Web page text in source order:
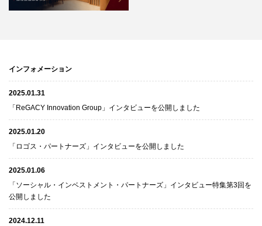
インフォメーション
2025.01.31
「ReGACY Innovation Group」インタビューを公開しました
2025.01.20
「ロゴス・パートナーズ」インタビューを公開しました
2025.01.06
「ソーシャル・インベストメント・パートナーズ」インタビュー特集第3回を
公開しました
2024.12.11